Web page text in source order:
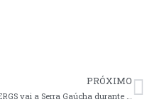
PRÓXIMO
SERGS vai a Serra Gaúcha durante Semana da Enfermagem